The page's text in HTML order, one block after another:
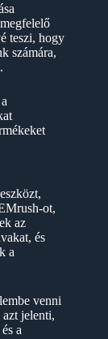
teszi, hogy
számára,
ot,
az
és
a
venni
azt jelenti,
a